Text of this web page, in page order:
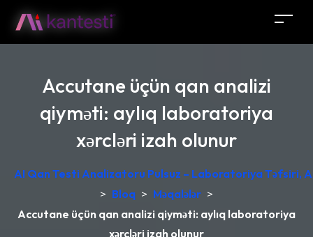
Accutane üçün qan analizi
qiyməti: aylıq laboratoriya
xərcləri izah olunur
AI Qan Testi Analizatoru Pulsuz – Laboratoriya Təfsiri,
> Bloq > Məqalələr >
Accutane üçün qan analizi qiyməti: aylıq laboratoriya
xərcləri izah olunur